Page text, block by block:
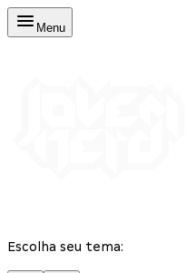
Menu
Escolha seu tema: